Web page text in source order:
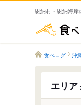
恩納村・恩納海
食べログ 沖
エリア